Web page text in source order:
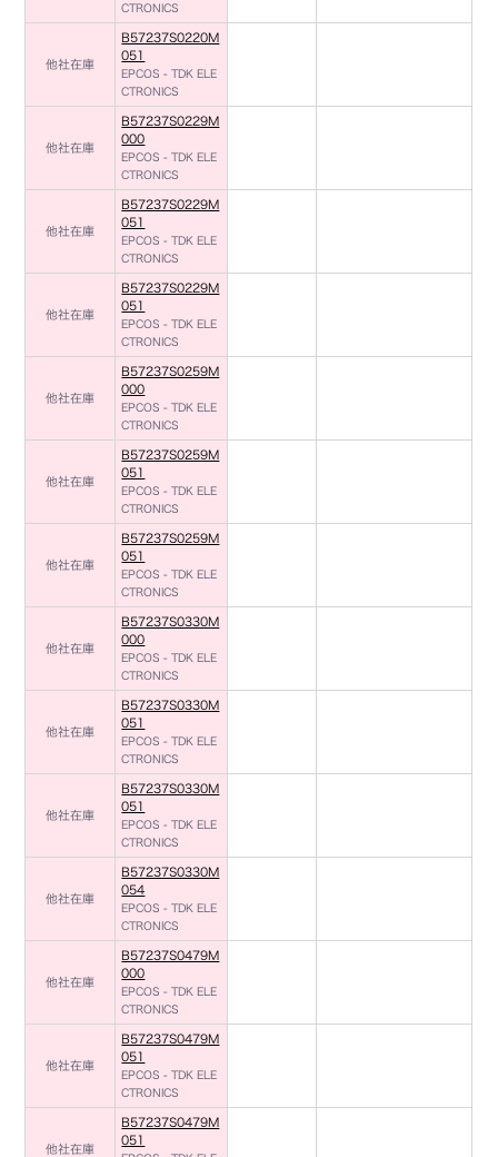
CTRONICS
他社在庫
B57237S0220M
051
EPCOS - TDK ELE
CTRONICS
他社在庫
B57237S0229M
000
EPCOS - TDK ELE
CTRONICS
他社在庫
B57237S0229M
051
EPCOS - TDK ELE
CTRONICS
他社在庫
B57237S0229M
051
EPCOS - TDK ELE
CTRONICS
他社在庫
B57237S0259M
000
EPCOS - TDK ELE
CTRONICS
他社在庫
B57237S0259M
051
EPCOS - TDK ELE
CTRONICS
他社在庫
B57237S0259M
051
EPCOS - TDK ELE
CTRONICS
他社在庫
B57237S0330M
000
EPCOS - TDK ELE
CTRONICS
他社在庫
B57237S0330M
051
EPCOS - TDK ELE
CTRONICS
他社在庫
B57237S0330M
051
EPCOS - TDK ELE
CTRONICS
他社在庫
B57237S0330M
054
EPCOS - TDK ELE
CTRONICS
他社在庫
B57237S0479M
000
EPCOS - TDK ELE
CTRONICS
他社在庫
B57237S0479M
051
EPCOS - TDK ELE
CTRONICS
他社在庫
B57237S0479M
051